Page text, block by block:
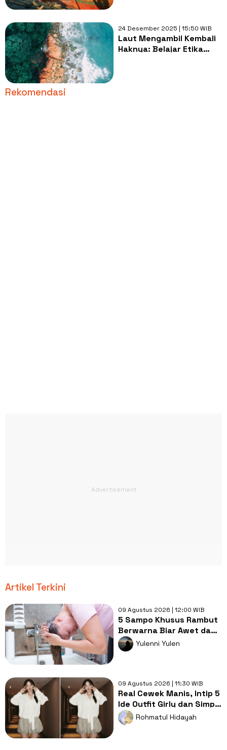
24 Desember 2025 | 15:50 WIB
Laut Mengambil Kembali
Haknya: Belajar Etika
Rekomendasi
Artikel Terkini
09 Agustus 2026 | 12:00 WIB
5 Sampo Khusus Rambut
Berwarna Biar Awet dan
Tahan Lama
Yulenni Yulen
09 Agustus 2026 | 11:30 WIB
Real Cewek Manis, Intip 5
Ide Outfit Girly dan Simpel
ala Chae SooBin!
Rohmatul Hidayah